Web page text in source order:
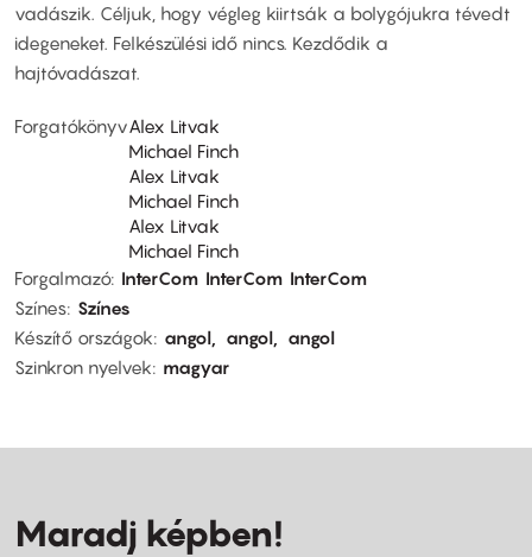
vadászik. Céljuk, hogy végleg kiirtsák a bolygójukra tévedt
idegeneket. Felkészülési idő nincs. Kezdődik a
hajtóvadászat.
ForgatókönyvAlex Litvak
Michael Finch
Alex Litvak
Michael Finch
Alex Litvak
Michael Finch
Forgalmazó InterCom InterCom InterCom
Színes Színes
Készítő országok
angol angol
angol
Szinkron nyelvek
magyar
Maradj képben!